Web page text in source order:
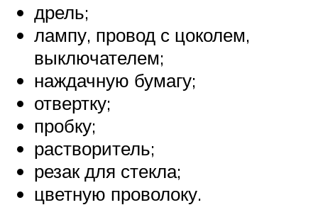
дрель;
лампу, провод с цоколем,
выключателем;
наждачную бумагу;
отвертку;
пробку;
растворитель;
резак для стекла;
цветную проволоку.